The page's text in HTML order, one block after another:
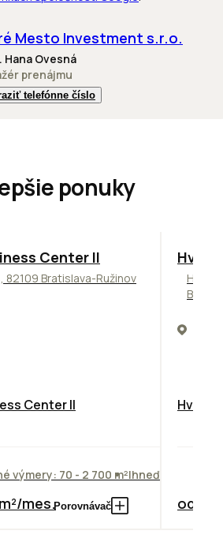
Mesto Investment s.r.o.
Hana Ovesná
prenájmu
telefónne číslo
ponuky
ODPORÚČAME
Center II
82109 Bratislava-Ružinov
Center II
výmery: 70 - 2 700 m²Ihneď
mes.Porovnávač od